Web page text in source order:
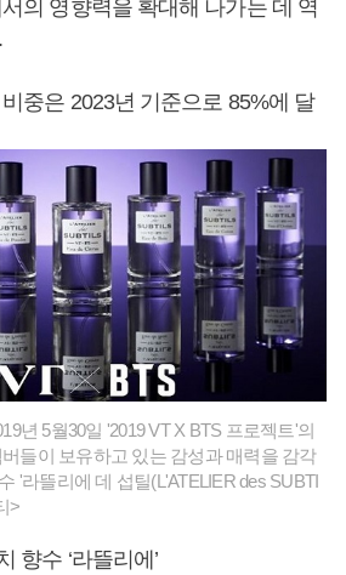
의 영향력을 확대해 나가는 데 역
중은 2023년 기준으로 85%에 달
년 5월30일 '2019 VT X BTS 프로젝트'의
들이 보유하고 있는 감성과 매력을 감각
'라뜰리에 데 섭틸(L'ATELIER des SUBTI
>
향수 ‘라뜰리에’